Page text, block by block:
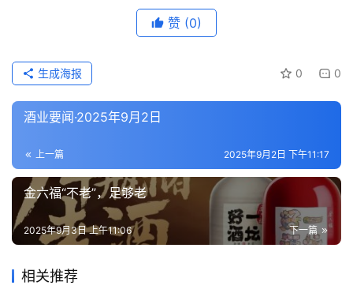
物
酒
观
活
动
动
态
登录 注册
赞 (0)
0 0
生成海报
酒业要闻·2025年9月2日
上一篇 2025年9月2日 下午11:17
金六福“不老”，足够老
下一篇
2025年9月3日 上午11:06
相关推荐